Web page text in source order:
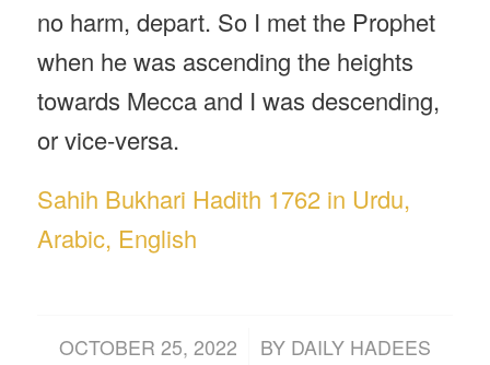
no harm, depart. So I met the Prophet
when he was ascending the heights
towards Mecca and I was descending,
or vice-versa.
Sahih Bukhari Hadith 1762 in Urdu,
Arabic, English
OCTOBER 25, 2022
/ BY DAILY HADEES